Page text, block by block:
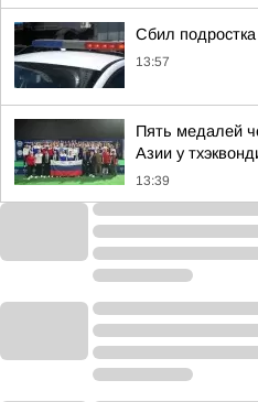
Сбил
13:57
Пять медалей
Азии у
13:39